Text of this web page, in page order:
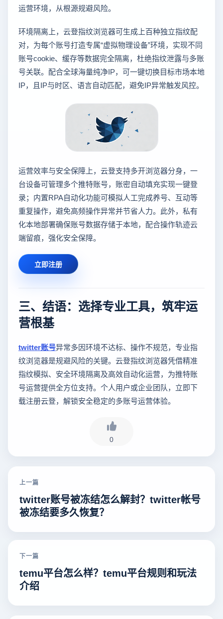
运营环境，从根源规避风险。
环境隔离上，云登指纹浏览器可生成上百种独立指纹配
对，为每个账号打造专属“虚拟物理设备”环境，实现不同
账号cookie、缓存等数据完全隔离，杜绝指纹泄露与多账
号关联。配合全球海量纯净IP，可一键切换目标市场本地
IP，且IP与时区、语言自动匹配，避免IP异常触发风控。
运营效率与安全保障上，云登支持多开浏览器分身，一
台设备可管理多个推特账号，账密自动填充实现一键登
录；内置RPA自动化功能可模拟人工完成养号、互动等
重复操作，避免高频操作异常并节省人力。此外，私有
化本地部署确保账号数据存储于本地，配合操作轨迹云
端留痕，强化安全保障。
立即注册
三、结语：选择专业工具，筑牢运
营根基
twitter账号异常多因环境不达标、操作不规范，专业指
纹浏览器是规避风险的关键。云登指纹浏览器凭借精准
指纹模拟、安全环境隔离及高效自动化运营，为推特账
号运营提供全方位支持。个人用户或企业团队，立即下
载注册云登，解锁安全稳定的多账号运营体验。
0
上一篇
twitter账号被冻结怎么解封？twitter帐号
被冻结要多久恢复？
下一篇
temu平台怎么样？temu平台规则和玩法
介绍